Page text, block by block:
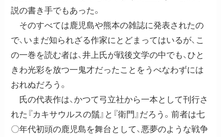
説の書き手でもあった。
そのすべては鹿児島や熊本の雑誌に発表されたの
で、いまだ知られざる作家にとどまってはいるが、こ
の一巻を読む者は、井上氏が戦後文学の中でも、ひと
きわ光彩を放つ一鬼才だったことをうべなわずには
おれぬだろう。
氏の代表作は、かつて弓立社から一本として刊行さ
れた『カキサウルスの鬚』と『衛門』だろう。前者は七
〇年代初頭の鹿児島を舞台として、悪夢のような戦争